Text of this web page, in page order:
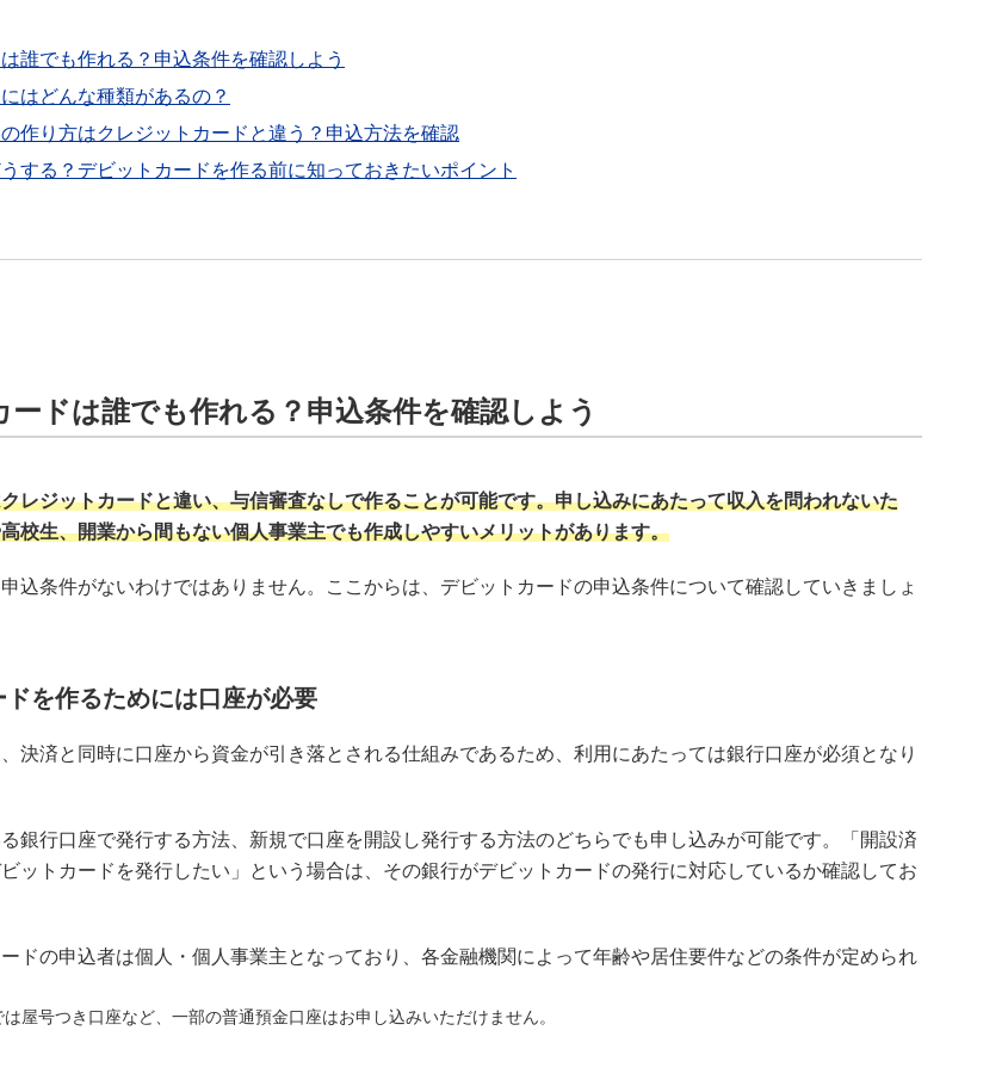
誰でも作れる？申込条件を確認しよう
はどんな種類があるの？
作り方はクレジットカードと違う？申込方法を確認
する？デビットカードを作る前に知っておきたいポイント
ードは誰でも作れる？申込条件を確認しよう
レジットカードと違い、与信審査なしで作ることが可能です。申し込みにあたって収入を問われないた
校生、開業から間もない個人事業主でも作成しやすいメリットがあります。
込条件がないわけではありません。ここからは、デビットカードの申込条件について確認していきましょ
ドを作るためには口座が必要
決済と同時に口座から資金が引き落とされる仕組みであるため、利用にあたっては銀行口座が必須となり
銀行口座で発行する方法、新規で口座を開設し発行する方法のどちらでも申し込みが可能です。「開設済
ットカードを発行したい」という場合は、その銀行がデビットカードの発行に対応しているか確認してお
ドの申込者は個人・個人事業主となっており、各金融機関によって年齢や居住要件などの条件が定められ
屋号つき口座など、一部の普通預金口座はお申し込みいただけません。